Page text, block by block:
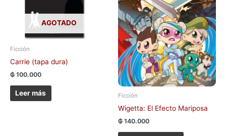
AGOTADO
Ficción
Carrie (tapa dura)
₲ 100.000
Leer más Ficción
Wigetta: El Efecto Mariposa
₲ 140.000